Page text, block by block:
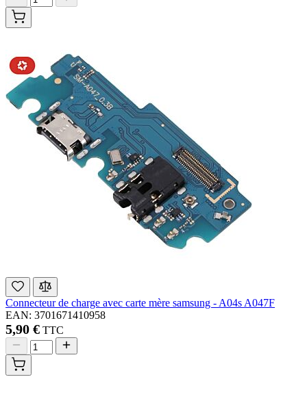
Connecteur de charge avec carte mère samsung - A04s A047F
EAN: 3701671410958
5,90 € TTC